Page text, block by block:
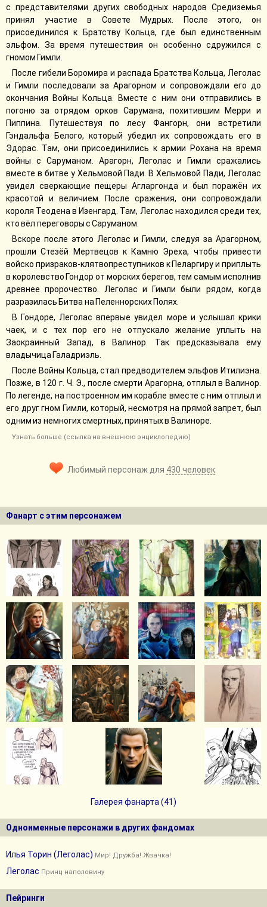
с представителями других свободных народов Средиземья
принял участие в Совете Мудрых. После этого, он
присоединился к Братству Кольца, где был единственным
эльфом. За время путешествия он особенно сдружился с
гномом Гимли.
После гибели Боромира и распада Братства Кольца, Леголас
и Гимли последовали за Арагорном и сопровождали его до
окончания Войны Кольца. Вместе с ним они отправились в
погоню за отрядом орков Сарумана, похитившим Мерри и
Пиппина. Путешествуя по лесу Фангорн, они встретили
Гэндальфа Белого, который убедил их сопровождать его в
Эдорас. Там, они присоединились к армии Рохана на время
войны с Саруманом. Арагорн, Леголас и Гимли сражались
вместе в битве у Хельмовой Пади. В Хельмовой Пади, Леголас
увидел сверкающие пещеры Агларгонда и был поражён их
красотой и величием. После сражения, они сопровождали
короля Теодена в Изенгард. Там, Леголас находился среди тех,
кто вёл переговоры с Саруманом.
Вскоре после этого Леголас и Гимли, следуя за Арагорном,
прошли Стезёй Мертвецов к Камню Эреха, чтобы привести
войско призраков-клятвопреступников к Пеларгиру и приплыть
в королевство Гондор от морских берегов, тем самым исполнив
древнее пророчество. Леголас и Гимли были рядом, когда
разразилась Битва на Пеленнорских Полях.
В Гондоре, Леголас впервые увидел море и услышал крики
чаек, и с тех пор его не отпускало желание уплыть на
Заокраинный Запад, в Валинор. Так предсказывала ему
владычица Галадриэль.
После Войны Кольца, стал предводителем эльфов Итилиэна.
Позже, в 120 г. Ч. Э., после смерти Арагорна, отплыл в Валинор.
По легенде, на построенном им корабле вместе с ним отплыл и
его друг гном Гимли, который, несмотря на прямой запрет, был
одним из немногих смертных, принятых в Валиноре.
Узнать больше (ссылка на внешнюю энциклопедию)
Любимый персонаж для 430 человек
Фанарт с этим персонажем
Галерея фанарта (41)
Одноименные персонажи в других фандомах
Илья Торин (Леголас) Мир! Дружба! Жвачка!
Леголас Принц наполовину
Пейринги